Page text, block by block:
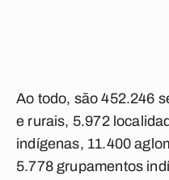
Ao todo, são 452.246
e rurais, 5.972
indígenas, 11.400
5.778 grupamentos